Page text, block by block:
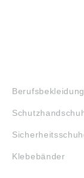
Berufsbekleidung
Klebebänder